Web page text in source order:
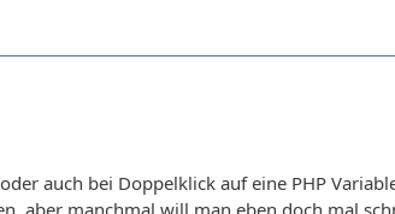
auch bei Doppelklick auf eine PHP
aber manchmal will man eben doch mal